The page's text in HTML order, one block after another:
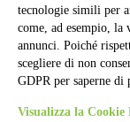
Pagina
Sezione
Parma S.p.A. |
tecnologie simili per
come, ad esempio, la
annunci. Poiché
scegliere di non
GDPR per saperne di
Visualizza la Cookie